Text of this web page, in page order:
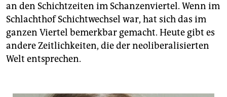
an den Schichtzeiten im Schanzenviertel. Wenn im
Schlachthof Schichtwechsel war, hat sich das im
ganzen Viertel bemerkbar gemacht. Heute gibt es
andere Zeitlichkeiten, die der neoliberalisierten
Welt entsprechen.